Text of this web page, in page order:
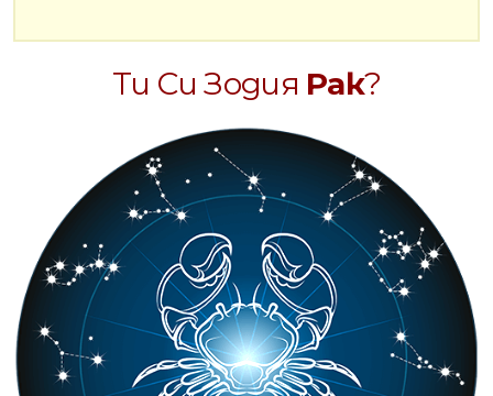
Ти Си Зодия Рак?